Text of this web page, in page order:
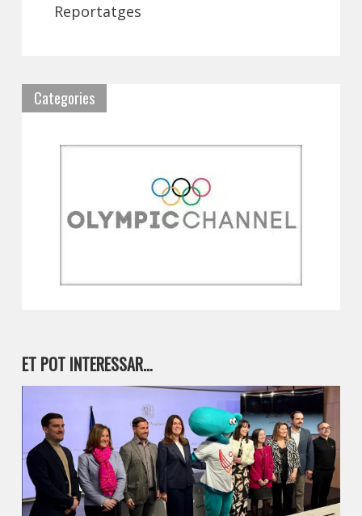
Reportatges
Categories
ET POT INTERESSAR…